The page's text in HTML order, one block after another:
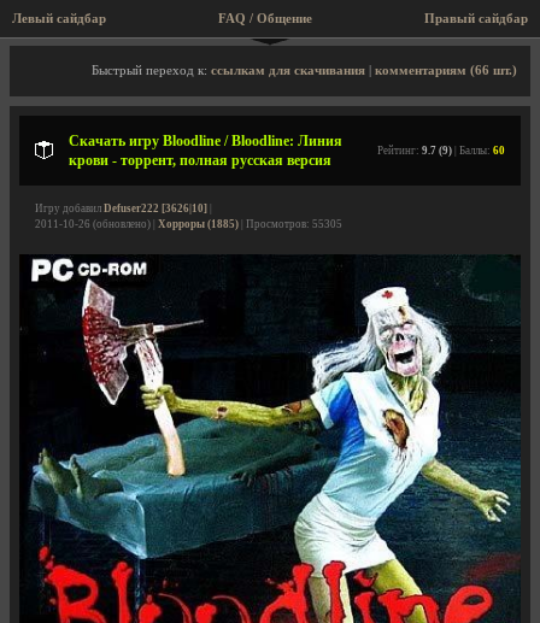
Левый сайдбар FAQ / Общение
Описание игры, торрент, скриншоты, видео
Быстрый переход к: ссылкам для скачивания комментариям (66 шт.)
Скачать игру Bloodline / Bloodline: Линия
крови - торрент, полная русская версия
Рейтинг: 9.7 (9) | Баллы: 60
Игру добавил Defuser222 [3626|10]
2011-10-26 (обновлено) | Хорроры (1885) | Просмотров: 55305